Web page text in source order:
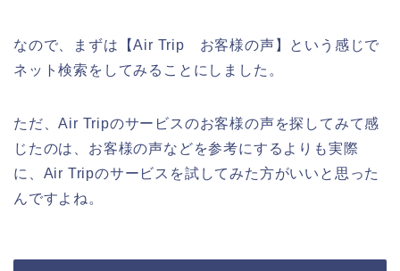
なので、まずは【Air Trip お客様の声】という感じで
ネット検索をしてみることにしました。
ただ、Air Tripのサービスのお客様の声を探してみて感
じたのは、お客様の声などを参考にするよりも実際
に、Air Tripのサービスを試してみた方がいいと思った
んですよね。